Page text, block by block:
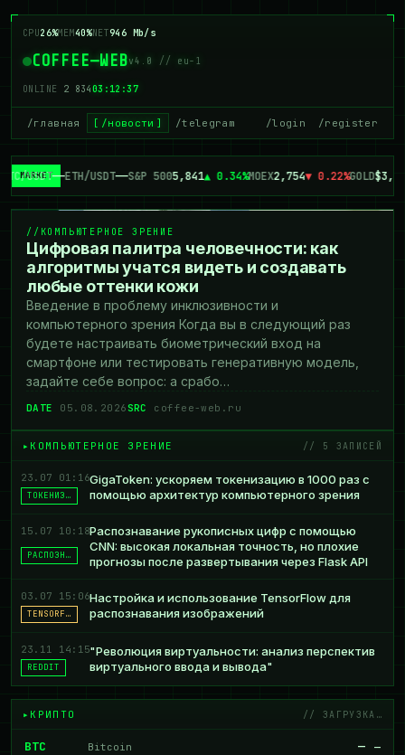
CPU26%MEM40%NET946 Mb/s
COFFEE—WEBv4.0 // eu-1
ONLINE 2 83403:12:37
/главная /новости /telegram /login /register
BTC/USDT——ETH/USDT——S&P 5005,841▲ 0.34%MOEX2,754▼ 0.22%GOLD
КОМПЬЮТЕРНОЕ ЗРЕНИЕ
Цифровая палитра человечности: как
алгоритмы учатся видеть и создавать
любые оттенки кожи
Введение в проблему инклюзивности и
компьютерного зрения Когда вы в следующий раз
будете настраивать биометрический вход на
смартфоне или тестировать генеративную модель,
задайте себе вопрос: а срабо…
DATE 05.08.2026SRC coffee-web.ru
КОМПЬЮТЕРНОЕ ЗРЕНИЕ // 5 ЗАПИСЕЙ
23.07 01:16
ТОКЕНИЗ…
GigaToken: ускоряем токенизацию в 1000 раз с
помощью архитектур компьютерного зрения
15.07 10:18
РАСПОЗН…
Распознавание рукописных цифр с помощью
CNN: высокая локальная точность, но плохие
прогнозы после развертывания через Flask API
03.07 15:06
TENSORF…
Настройка и использование TensorFlow для
распознавания изображений
23.11 14:15
REDDIT
"Революция виртуальности: анализ перспектив
виртуального ввода и вывода"
КРИПТО // ЗАГРУЗКА…
BTC Bitcoin — —